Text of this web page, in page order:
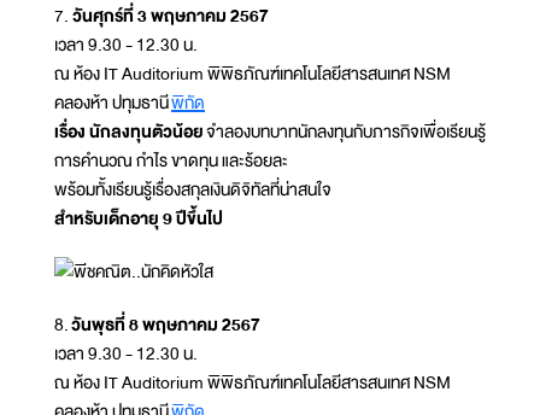
7.วันศุกร์ที่ 3 พฤษภาคม 2567
เวลา 9.30 - 12.30 น.
ณ ห้อง IT Auditorium พิพิธภัณฑ์เทคโนโลยีสารสนเทศ NSM
คลองห้า ปทุมธานีพิกัด
เรื่อง นักลงทุนตัวน้อยจำลองบทบาทนักลงทุนกับภารกิจเพื่อเรียนรู้
การคำนวณ กำไร ขาดทุน และร้อยละ
พร้อมทั้งเรียนรู้เรื่องสกุลเงินดิจิทัลที่น่าสนใจ
สำหรับเด็กอายุ 9 ปีขึ้นไป
8.วันพุธที่ 8 พฤษภาคม 2567
เวลา 9.30 - 12.30 น.
ณ ห้อง IT Auditorium พิพิธภัณฑ์เทคโนโลยีสารสนเทศ NSM